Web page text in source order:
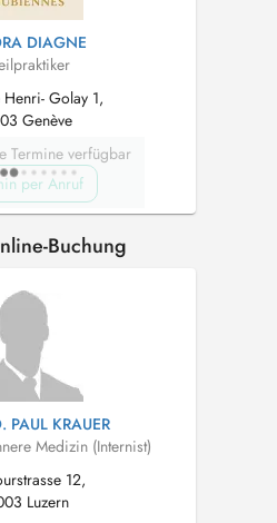
DIAGNE
Henri- Golay 1,
Genève
Termine verfügbar
per Anruf
Buchung
PAUL KRAUER
Medizin (Internist)
12,
Luzern